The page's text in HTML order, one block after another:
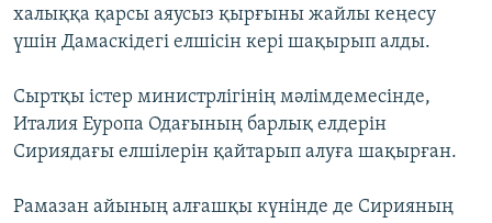
халыққа қарсы аяусыз қырғыны жайлы кеңесу
үшін Дамаскідегі елшісін кері шақырып алды.
Сыртқы істер министрлігінің мәлімдемесінде,
Италия Еуропа Одағының барлық елдерін
Сириядағы елшілерін қайтарып алуға шақырған.
Рамазан айының алғашқы күнінде де Сирияның